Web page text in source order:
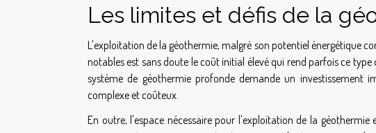
Les limites et défis de la
L'exploitation de la géothermie, malgré son potentiel énergétique
notables est sans doute le coût initial élevé qui rend parfois ce
système de géothermie profonde demande un
complexe et coûteux.
En outre, l'espace nécessaire pour l'exploitation de la